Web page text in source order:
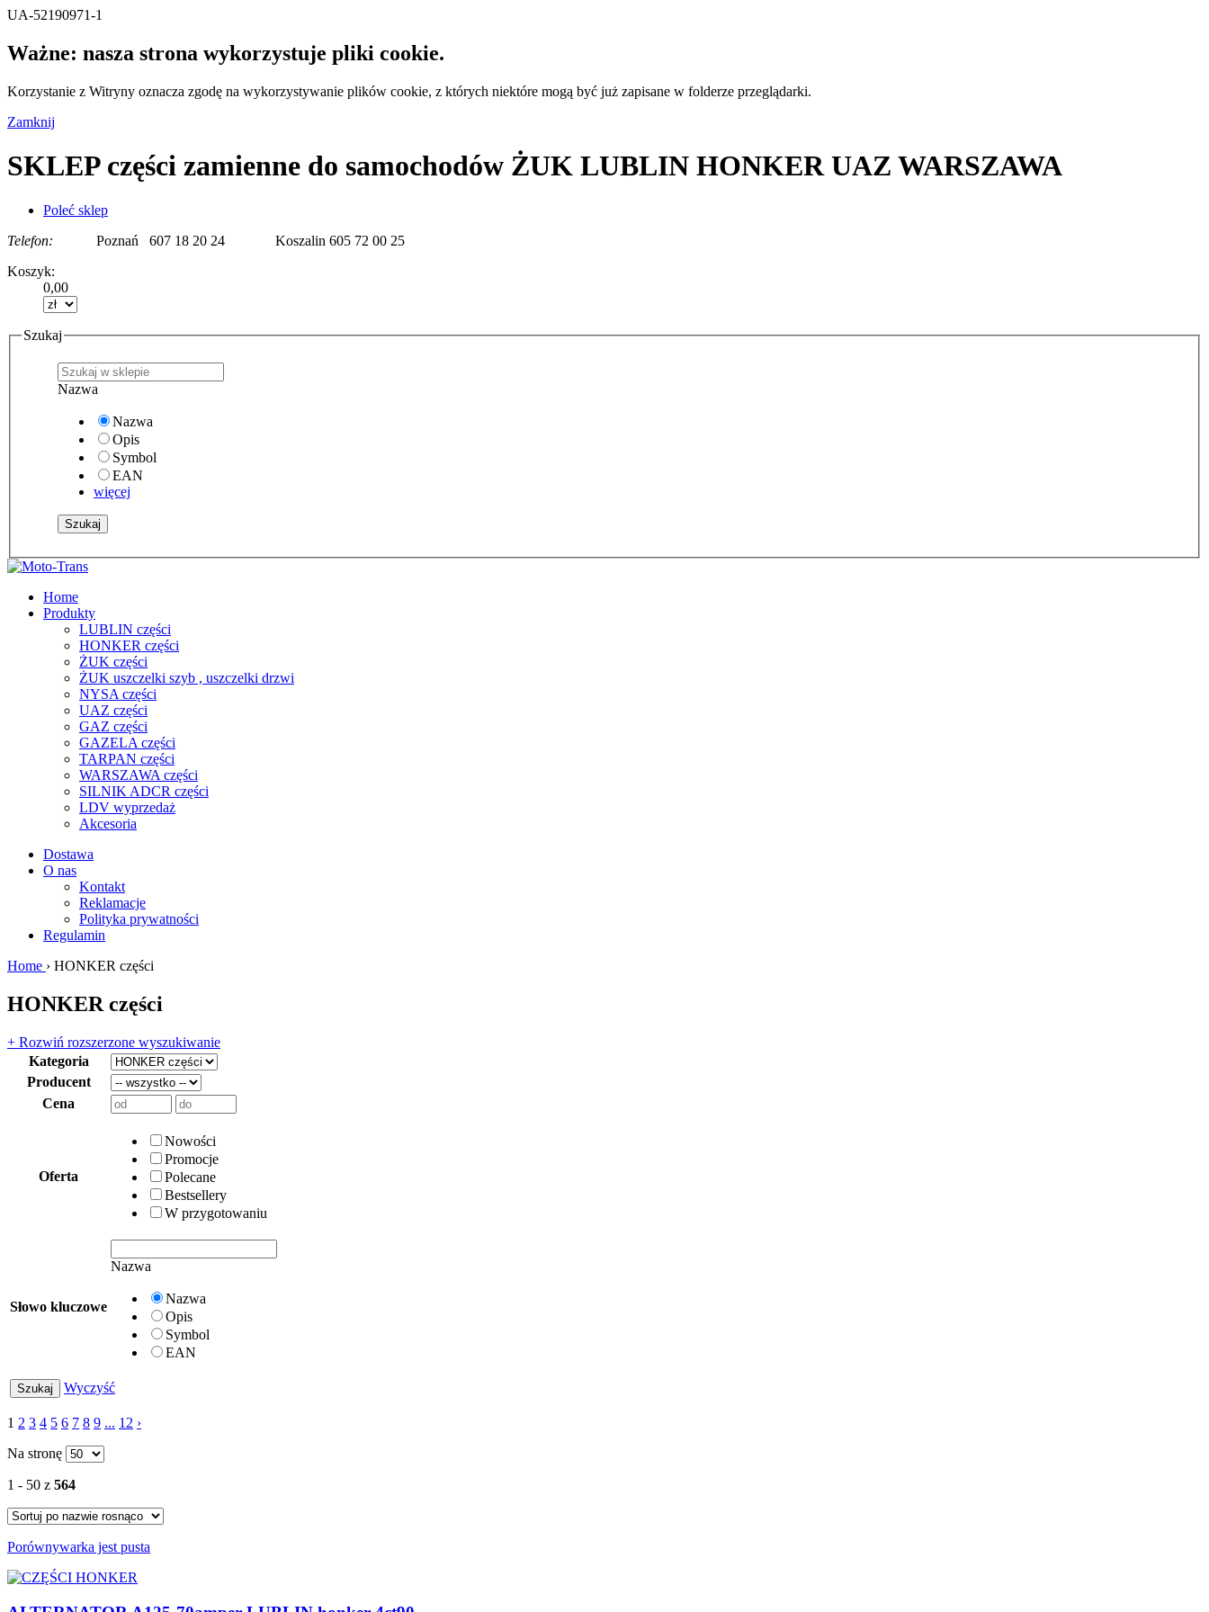
UA-52190971-1
Ważne: nasza strona wykorzystuje pliki cookie.
Korzystanie z Witryny oznacza zgodę na wykorzystywanie plików cookie, z których niektóre mogą być już zapisane w folderze przeglądarki.
Zamknij
SKLEP części zamienne do samochodów ŻUK LUBLIN HONKER UAZ WARSZAWA
Poleć sklep
Telefon: Poznań 607 18 20 24 Koszalin 605 72 00 25
Koszyk:
0,00
Szukaj
Nazwa
Nazwa
Opis
Symbol
EAN
więcej
Home
Produkty
LUBLIN części
HONKER części
ŻUK części
ŻUK uszczelki szyb , uszczelki drzwi
NYSA części
UAZ części
GAZ części
GAZELA części
TARPAN części
WARSZAWA części
SILNIK ADCR części
LDV wyprzedaż
Akcesoria
Dostawa
O nas
Kontakt
Reklamacje
Polityka prywatności
Regulamin
Home › HONKER części
HONKER części
+ Rozwiń rozszerzone wyszukiwanie
Kategoria
Producent
Cena
Oferta
Nowości
Promocje
Polecane
Bestsellery
W przygotowaniu
Słowo kluczowe
Nazwa
Nazwa
Opis
Symbol
EAN
Wyczyść
1 2 3 4 5 6 7 8 9 ... 12 ›
Na stronę
1 - 50 z 564
Porównywarka jest pusta